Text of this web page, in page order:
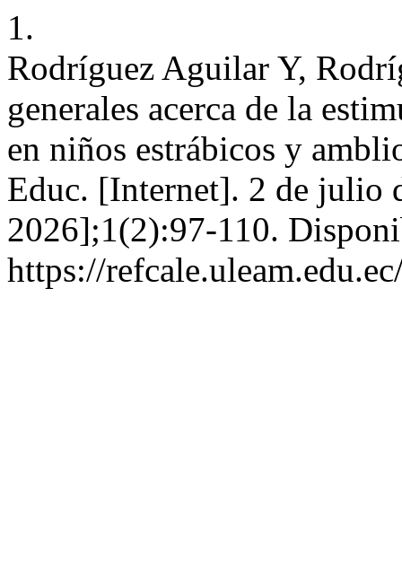
1.
Rodríguez Aguilar Y,
generales acerca de la
en niños estrábicos y
Educ. [Internet]. 2 de julio
2026];1(2):97-110.
https://